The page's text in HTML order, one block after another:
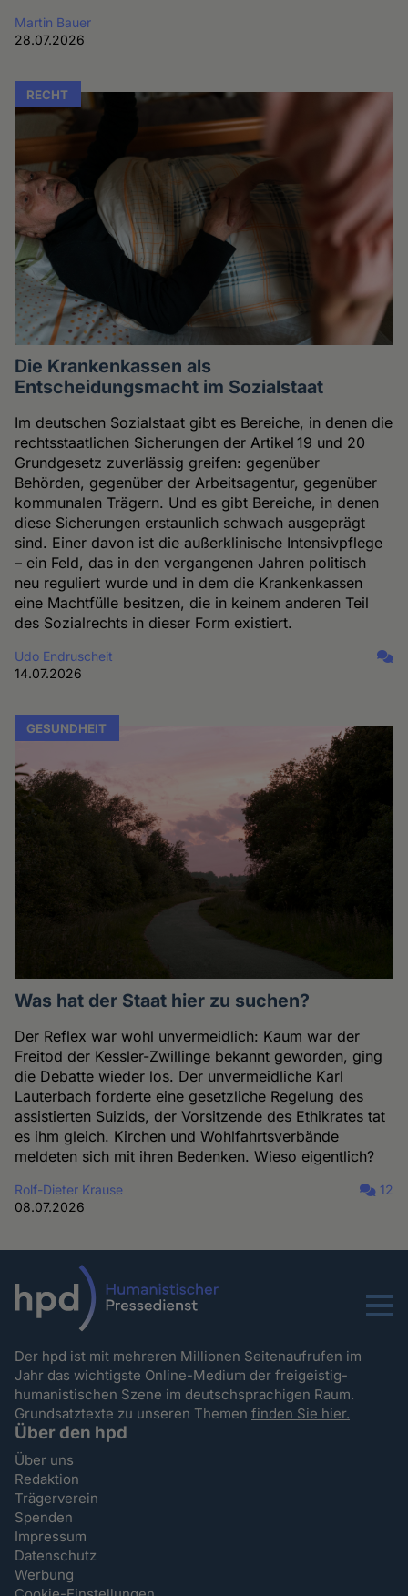
Martin Bauer
28.07.2026
RECHT
Die Krankenkassen als
Entscheidungsmacht im Sozialstaat
Im deutschen Sozialstaat gibt es Bereiche, in denen die
rechtsstaatlichen Sicherungen der Artikel 19 und 20
Grundgesetz zuverlässig greifen: gegenüber
Behörden, gegenüber der Arbeitsagentur, gegenüber
kommunalen Trägern. Und es gibt Bereiche, in denen
diese Sicherungen erstaunlich schwach ausgeprägt
sind. Einer davon ist die außerklinische Intensivpflege
– ein Feld, das in den vergangenen Jahren politisch
neu reguliert wurde und in dem die Krankenkassen
eine Machtfülle besitzen, die in keinem anderen Teil
des Sozialrechts in dieser Form existiert.
Udo Endruscheit
14.07.2026
GESUNDHEIT
Was hat der Staat hier zu suchen?
Der Reflex war wohl unvermeidlich: Kaum war der
Freitod der Kessler-Zwillinge bekannt geworden, ging
die Debatte wieder los. Der unvermeidliche Karl
Lauterbach forderte eine gesetzliche Regelung des
assistierten Suizids, der Vorsitzende des Ethikrates tat
es ihm gleich. Kirchen und Wohlfahrtsverbände
meldeten sich mit ihren Bedenken. Wieso eigentlich?
Rolf-Dieter Krause
08.07.2026
12
Menu
Der hpd ist mit mehreren Millionen Seitenaufrufen im
Jahr das wichtigste Online-Medium der freigeistig-
humanistischen Szene im deutschsprachigen Raum.
Grundsatztexte zu unseren Themenfinden Sie hier.
Über den hpd
Über uns
Redaktion
Trägerverein
Spenden
Impressum
Datenschutz
Werbung